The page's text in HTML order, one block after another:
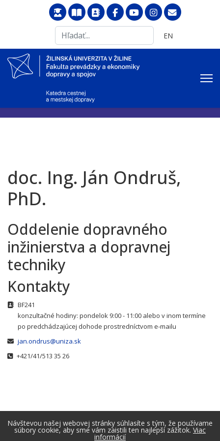
...
Vyberte váš jazyk
EN
doc. Ing. Ján Ondruš,
PhD.
Oddelenie dopravného
inžinierstva a dopravnej
techniky
Kontakty
Adresa
BF241
konzultačné hodiny: pondelok 9:00 - 11:00 alebo v inom termíne
po predchádzajúcej dohode prostredníctvom e-mailu
E-mail
jan.ondrus@uniza.sk
Telefónne číslo
+421/41/513 35 26
Návštevou našej webovej stránky súhlasíte s tým, že používame
súbory cookie, aby sme vám zaistili ten najlepší zážitok. Viac
informácií